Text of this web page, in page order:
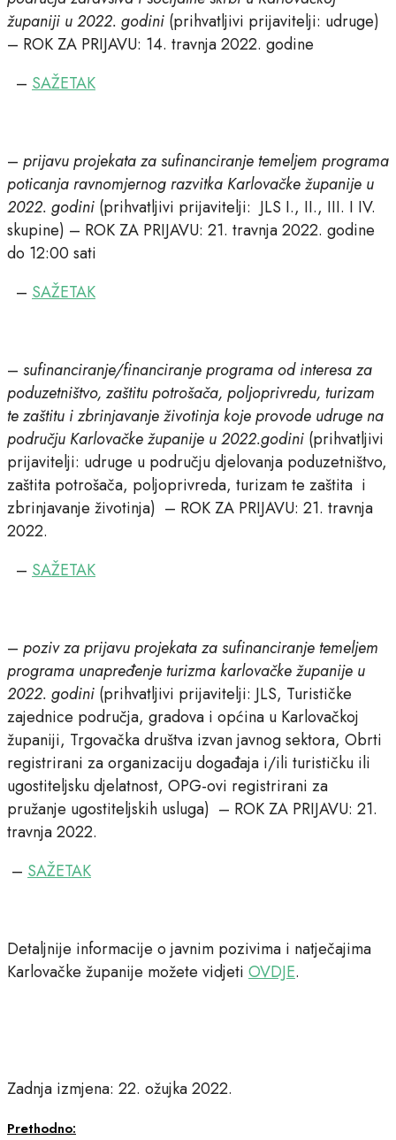
županiji u 2022. godini (prihvatljivi prijavitelji: udruge)
– ROK ZA PRIJAVU: 14. travnja 2022. godine
– SAŽETAK
– prijavu projekata za sufinanciranje temeljem programa
poticanja ravnomjernog razvitka Karlovačke županije u
2022. godini (prihvatljivi prijavitelji: JLS I., II., III. I IV.
skupine) – ROK ZA PRIJAVU: 21. travnja 2022. godine
do 12:00 sati
– SAŽETAK
– sufinanciranje/financiranje programa od interesa za
poduzetništvo, zaštitu potrošača, poljoprivredu, turizam
te zaštitu i zbrinjavanje životinja koje provode udruge na
području Karlovačke županije u 2022.godini (prihvatljivi
prijavitelji: udruge u području djelovanja poduzetništvo,
zaštita potrošača, poljoprivreda, turizam te zaštita i
zbrinjavanje životinja) – ROK ZA PRIJAVU: 21. travnja
2022.
– SAŽETAK
– poziv za prijavu projekata za sufinanciranje temeljem
programa unapređenje turizma karlovačke županije u
2022. godini (prihvatljivi prijavitelji: JLS, Turističke
zajednice područja, gradova i općina u Karlovačkoj
županiji, Trgovačka društva izvan javnog sektora, Obrti
registrirani za organizaciju događaja i/ili turističku ili
ugostiteljsku djelatnost, OPG-ovi registrirani za
pružanje ugostiteljskih usluga) – ROK ZA PRIJAVU: 21.
travnja 2022.
– SAŽETAK
Detaljnije informacije o javnim pozivima i natječajima
Karlovačke županije možete vidjeti OVDJE.
Zadnja izmjena: 22. ožujka 2022.
Prethodno: